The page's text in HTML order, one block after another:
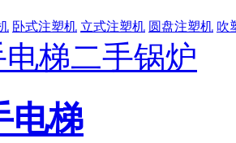
卧式注塑机 立式注塑机 圆盘注塑机 吹
梯二手锅炉
电梯